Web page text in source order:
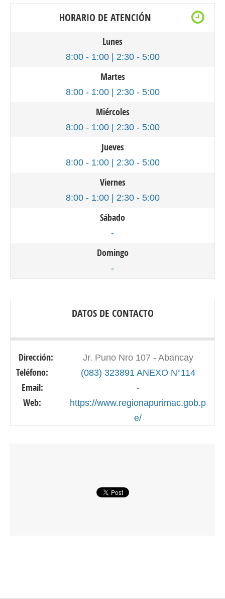
HORARIO DE ATENCIÓN
Lunes
8:00 - 1:00 | 2:30 - 5:00
Martes
8:00 - 1:00 | 2:30 - 5:00
Miércoles
8:00 - 1:00 | 2:30 - 5:00
Jueves
8:00 - 1:00 | 2:30 - 5:00
Viernes
8:00 - 1:00 | 2:30 - 5:00
Sábado
-
Domingo
-
DATOS DE CONTACTO
Dirección: Jr. Puno Nro 107 - Abancay
Teléfono: (083) 323891 ANEXO N°114
Email: -
Web:
https://www.regionapurimac.gob.p
e/